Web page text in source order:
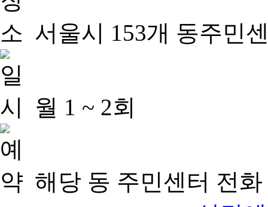
서울시 153개 동주민
월 1 ~ 2회
해당 동 주민센터 전